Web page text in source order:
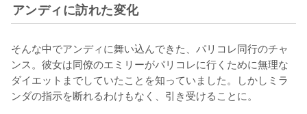
アンディに訪れた変化
そんな中でアンディに舞い込んできた、パリコレ同行のチャ
ンス。彼女は同僚のエミリーがパリコレに行くために無理な
ダイエットまでしていたことを知っていました。しかしミラ
ンダの指示を断れるわけもなく、引き受けることに。